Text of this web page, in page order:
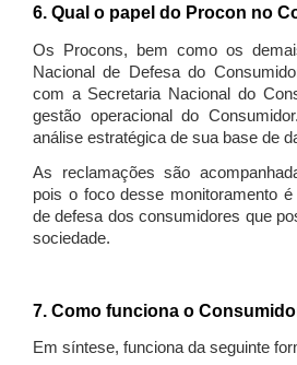
6. Qual o papel do Procon no
Os Procons, bem como os
Nacional de Defesa do
com a Secretaria Nacional do
gestão operacional do
análise estratégica de sua base de
As reclamações são
pois o foco desse monitoramento
de defesa dos consumidores que
sociedade.
7. Como funciona o
Em síntese, funciona da seguinte